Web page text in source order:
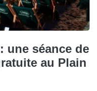
une séance de
au Plain